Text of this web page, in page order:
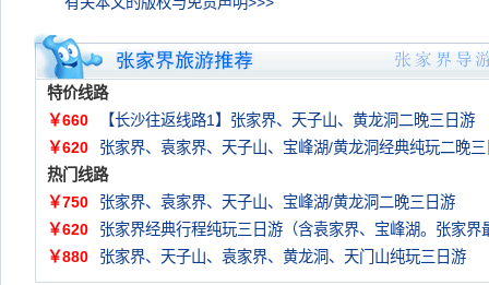
特价线路
￥660
【长沙往返线路1】张家界、天子山、黄龙洞二晚三日游
￥620
张家界、袁家界、天子山、宝峰湖/黄龙洞经典纯玩二晚三
热门线路
￥750
张家界、袁家界、天子山、宝峰湖/黄龙洞二晚三日游
￥620
张家界经典行程纯玩三日游（含袁家界、宝峰湖。张家界
￥880
张家界、天子山、袁家界、黄龙洞、天门山纯玩三日游